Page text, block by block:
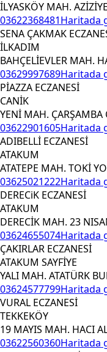
İLYASKÖY MAH.
03622368481Haritada
SENA ÇAKMAK
İLKADIM
BAHÇELİEVLER MAH.
03629997689Haritada
PİAZZA ECZANESİ
CANİK
YENİ MAH. ÇARŞAMBA
03622901605Haritada
ADIBELLİ ECZANESİ
ATAKUM
ATATEPE MAH. TOKİ
03625021222Haritada
DERECiK ECZANESİ
ATAKUM
DERECİK MAH. 23
03624655074Haritada
ÇAKIRLAR ECZANESİ
ATAKUM SAYFİYE
YALI MAH. ATATÜRK
03624577799Haritada
VURAL ECZANESİ
TEKKEKÖY
19 MAYIS MAH. HACI
03622560360Haritada